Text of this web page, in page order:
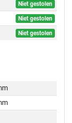
Niet gestolen
Niet gestolen
Niet gestolen